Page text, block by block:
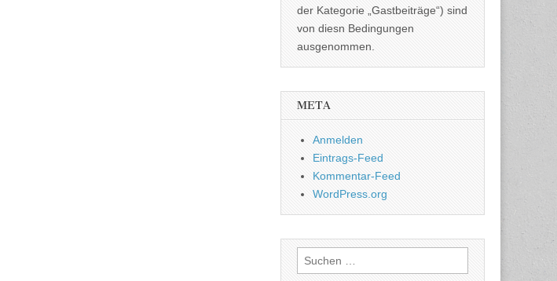
der Kategorie „Gastbeiträge“) sind
von diesn Bedingungen
ausgenommen.
META
Anmelden
Eintrags-Feed
Kommentar-Feed
WordPress.org
Suchen
nach: